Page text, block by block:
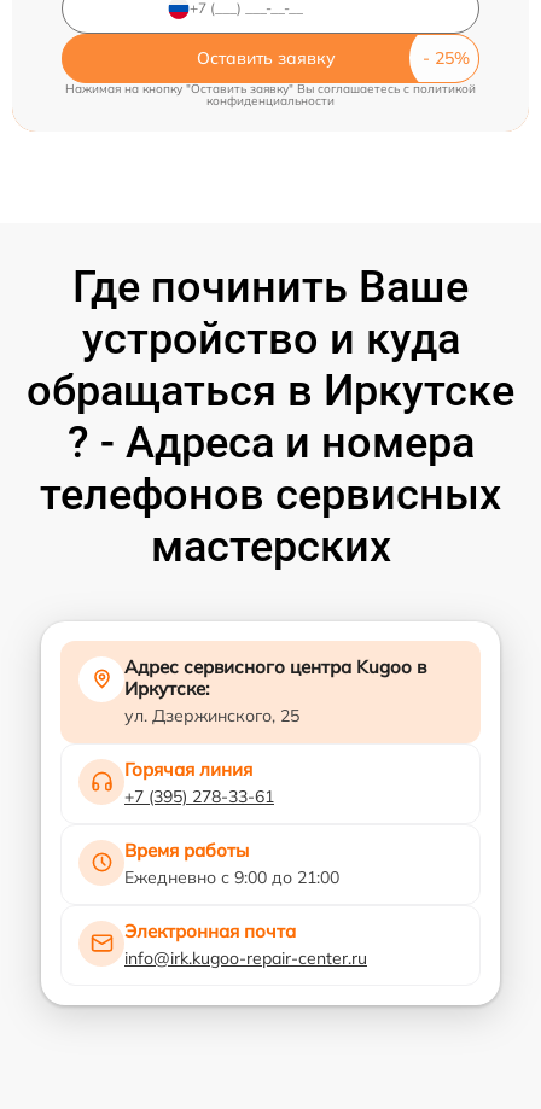
Оставить заявку
Нажимая на кнопку "Оставить заявку" Вы соглашаетесь cполитикой
конфиденциальности
Где починить Ваше
устройство и куда
обращаться в Иркутске
? - Адреса и номера
телефонов сервисных
мастерских
Адрес сервисного центра Kugoo в
Иркутске:
ул. Дзержинского, 25
Горячая линия
+7 (395) 278-33-61
Время работы
Ежедневно с 9:00 до 21:00
Электронная почта
info@irk.kugoo-repair-center.ru